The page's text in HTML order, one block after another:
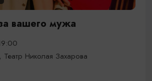
вашего мужа
Театр Николая Захарова